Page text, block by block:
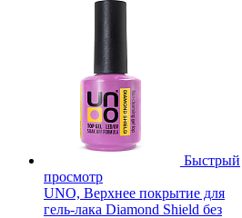
Быстрый
просмотр
UNO, Верхнее покрытие для
гель-лака Diamond Shield без